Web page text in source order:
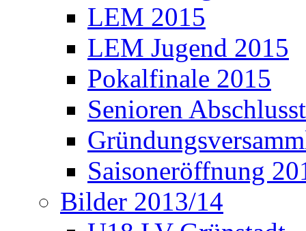
LEM 2015
LEM Jugend 2015
Pokalfinale 2015
Senioren
Saisoneröffnung
Bilder 2013/14